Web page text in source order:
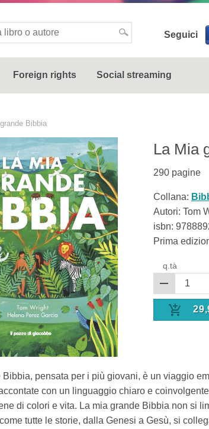
Seguici
Foreign rights Social streaming
grande Bibbia
La Mia
290 pagine
Collana:
Autori: Tom
isbn:
Prima
q.tà
Bibbia, pensata per i più giovani, è un viaggio
con un linguaggio chiaro e
di colori e vita. La mia grande Bibbia non si
tutte le storie, dalla Genesi a Gesù, si